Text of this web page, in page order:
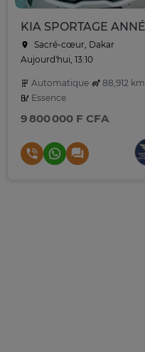
Sacré-cœur, Dakar
Aujourd'hui, 13:10
Automatique
88,912 km
Essence
9 800 000 F CFA